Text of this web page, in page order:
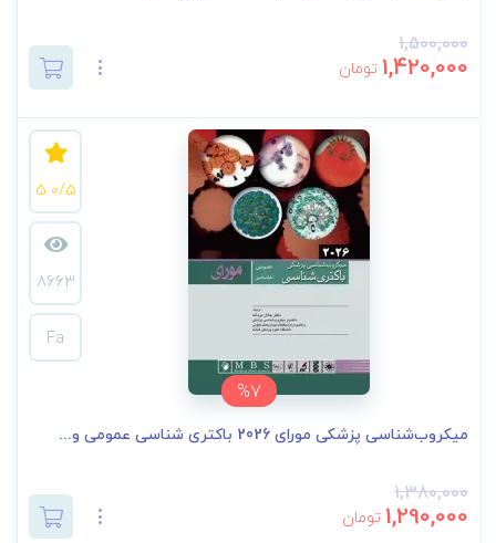
1,500,000
1,420,000 تومان
%7
5.0/5
8663
Fa
میکروب‌شناسی پزشکی مورای 2026 باکتری شناسی عمومی و...
1,380,000
1,290,000 تومان